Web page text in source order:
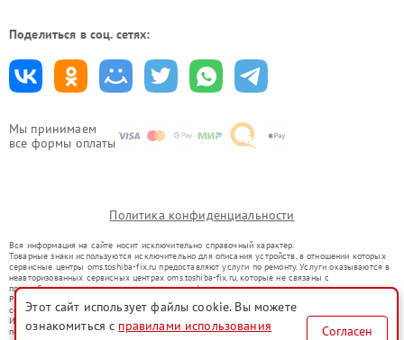
Мы принимаем
все формы оплаты
Поделиться в соц. сетях:
Политика конфиденциальности
Вся информация на сайте носит исключительно справочный характер.
Товарные знаки используются исключительно для описания устройств, в отношении которых
сервисные центры oms.toshiba-fix.ru предоставляют услуги по ремонту. Услуги оказываются в
неавторизованных сервисных центрах oms.toshiba-fix.ru, которые не связаны с
правообладателями товарных знаков или их официальными представителями.
Ремонт осуществляется для устройств, уже введенных в гражданский оборот в соответствии
со статьей 1487 ГК РФ.
Использование товарных знаков не преследует цели индивидуализации услуг или введения
потребителей в заблуждение, а служит для информирования о предоставляемых услугах по
Этот сайт использует файлы cookie. Вы можете
ознакомиться с правилами использования
Согласен